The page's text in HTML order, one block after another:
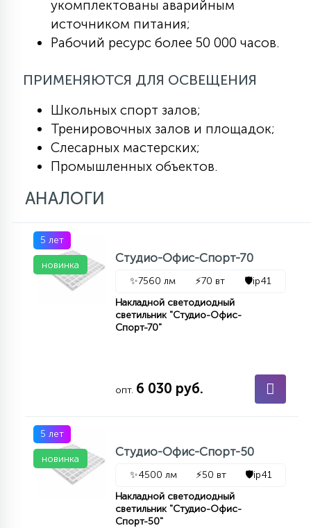
укомплектованы аварийным
источником питания;
Рабочий ресурс более 50 000 часов.
ПРИМЕНЯЮТСЯ ДЛЯ ОСВЕЩЕНИЯ
Школьных спорт залов;
Тренировочных залов и площадок;
Слесарных мастерских;
Промышленных объектов.
АНАЛОГИ
5 лет
новинка
Студио-Офис-Спорт-70
✨7560 лм ⚡70 вт 🛡️ip41
Накладной светодиодный
светильник "Студио-Офис-
Спорт-70"
опт. 6 030 руб.
5 лет
новинка
Студио-Офис-Спорт-50
✨4500 лм ⚡50 вт 🛡️ip41
Накладной светодиодный
светильник "Студио-Офис-
Спорт-50"